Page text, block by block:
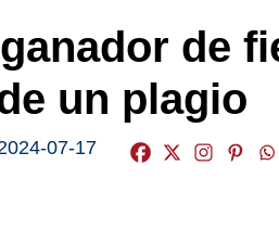
de
un plagio
07-17